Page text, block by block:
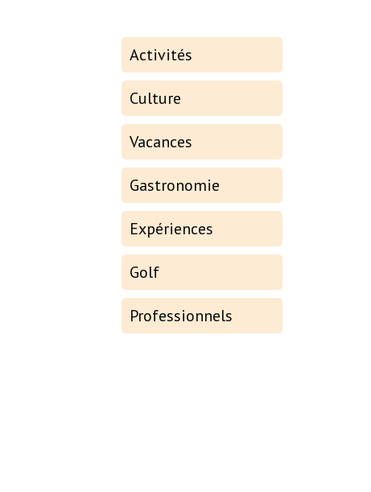
Activités
Culture
Vacances
Gastronomie
Expériences
Golf
Professionnels